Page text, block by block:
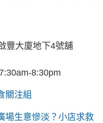
豐大廈地下4號舖
8:30pm
關注組
場生意慘淡？小店求救